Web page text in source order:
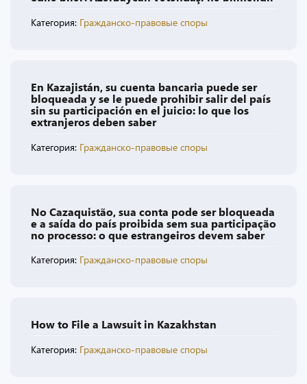
Категория: Гражданско-правовые споры
En Kazajistán, su cuenta bancaria puede ser
bloqueada y se le puede prohibir salir del país
sin su participación en el juicio: lo que los
extranjeros deben saber
Категория: Гражданско-правовые споры
No Cazaquistão, sua conta pode ser bloqueada
e a saída do país proibida sem sua participação
no processo: o que estrangeiros devem saber
Категория: Гражданско-правовые споры
How to File a Lawsuit in Kazakhstan
Категория: Гражданско-правовые споры